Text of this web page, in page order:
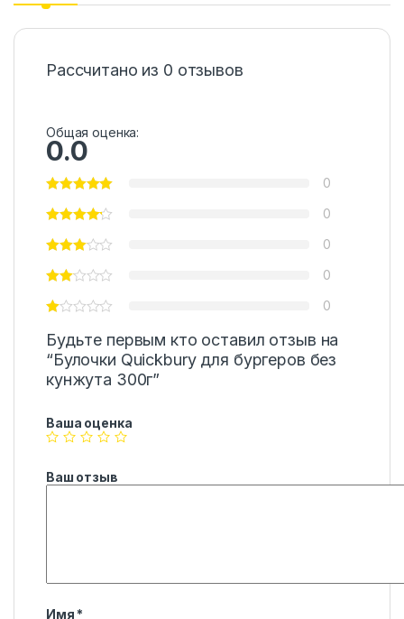
Рассчитано из 0 отзывов
Общая оценка:
0.0
0
0
0
0
0
Будьте первым кто оставил отзыв на
“Булочки Quickbury для бургеров без
кунжута 300г”
Ваша оценка
Ваш отзыв
Имя *